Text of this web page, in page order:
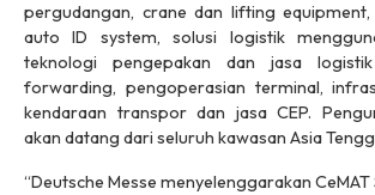
pergudangan, crane dan lifting
auto ID system, solusi logistik
teknologi pengepakan dan jasa
forwarding, pengoperasian terminal,
kendaraan transpor dan jasa CEP.
akan datang dari seluruh kawasan Asia
“Deutsche Messe menyelenggarakan CeMAT